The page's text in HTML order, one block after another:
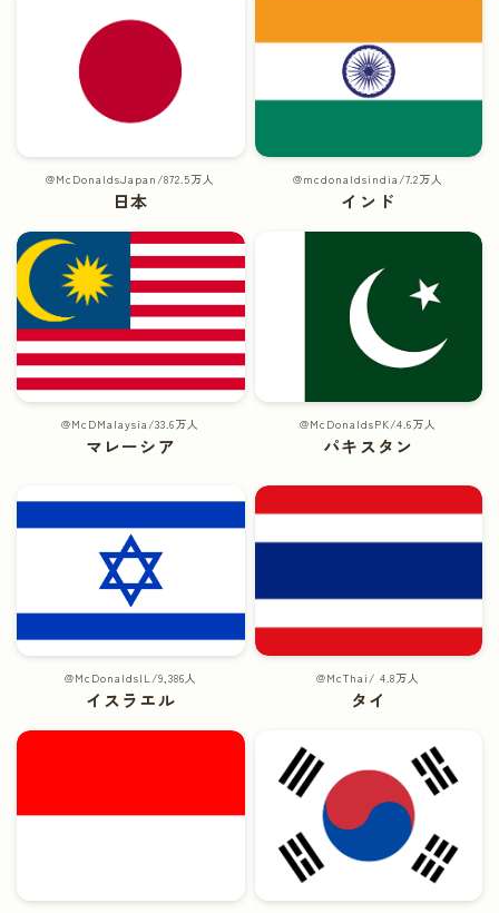
@McDonaldsJapan/872.5万人
日本
@mcdonaldsindia/7.2万人
インド
@McDMalaysia/33.6万人
マレーシア
@McDonaldsPK/4.6万人
パキスタン
@McDonaldsIL/9,386人
イスラエル
@McThai/ 4.8万人
タイ